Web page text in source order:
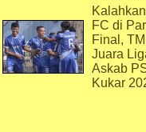
FC di
Final,
Juara
Askab
Kukar